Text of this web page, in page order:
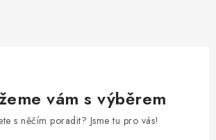
vám s výběrem
s něčím poradit? Jsme tu pro vás!